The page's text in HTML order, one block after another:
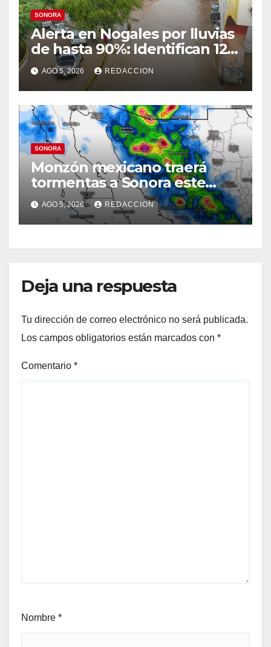
SONORA
Alerta en Nogales por lluvias
de hasta 90%: Identifican 12
vialidades con alto riesgo de
arroyos e inundaciones
AGO 5, 2026 REDACCION
SONORA
Monzón mexicano traerá
tormentas a Sonora este
miércoles: Prevén lluvias en
el Norte, la Sierra y
Hermosillo
AGO 5, 2026 REDACCION
Deja una respuesta
Tu dirección de correo electrónico no será publicada.
Los campos obligatorios están marcados con *
Comentario *
Nombre *